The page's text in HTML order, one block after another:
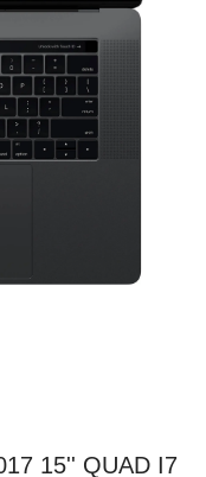
15'' QUAD I7